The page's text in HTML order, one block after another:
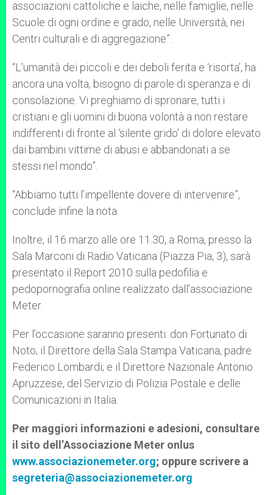
associazioni cattoliche e laiche, nelle famiglie, nelle
Scuole di ogni ordine e grado, nelle Università, nei
Centri culturali e di aggregazione”.
“L’umanità dei piccoli e dei deboli ferita e ‘risorta’, ha
ancora una volta, bisogno di parole di speranza e di
consolazione. Vi preghiamo di spronare, tutti i
cristiani e gli uomini di buona volontà a non restare
indifferenti di fronte al ‘silente grido’ di dolore elevato
dai bambini vittime di abusi e abbandonati a se
stessi nel mondo”.
“Abbiamo tutti l’impellente dovere di intervenire”,
conclude infine la nota.
Inoltre, il 16 marzo alle ore 11.30, a Roma, presso la
Sala Marconi di Radio Vaticana (Piazza Pia, 3), sarà
presentato il Report 2010 sulla pedofilia e
pedopornografia online realizzato dall’associazione
Meter.
Per l’occasione saranno presenti: don Fortunato di
Noto; il Direttore della Sala Stampa Vaticana, padre
Federico Lombardi; e il Direttore Nazionale Antonio
Apruzzese, del Servizio di Polizia Postale e delle
Comunicazioni in Italia.
Per maggiori informazioni e adesioni, consultare
il sito dell’Associazione Meter onlus
www.associazionemeter.org; oppure scrivere a
segreteria@associazionemeter.org